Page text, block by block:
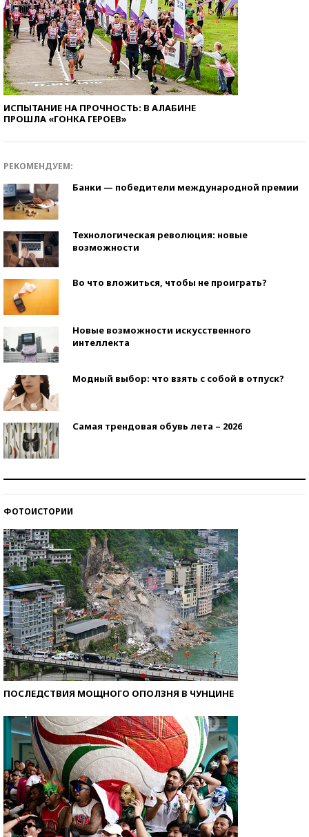
ИСПЫТАНИЕ НА ПРОЧНОСТЬ: В АЛАБИНЕ
ПРОШЛА «ГОНКА ГЕРОЕВ»
РЕКОМЕНДУЕМ:
Банки — победители международной премии
Технологическая революция: новые
возможности
Во что вложиться, чтобы не проиграть?
Новые возможности искусственного
интеллекта
Модный выбор: что взять с собой в отпуск?
Самая трендовая обувь лета – 2026
ФОТОИСТОРИИ
ПОСЛЕДСТВИЯ МОЩНОГО ОПОЛЗНЯ В ЧУНЦИНЕ